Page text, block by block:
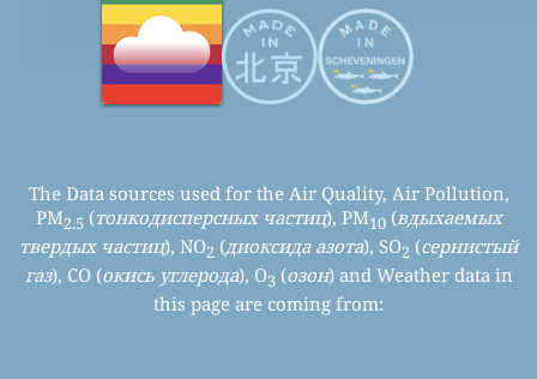
The Data sources used for the Air Quality, Air Pollution,
PM2.5 (тонкодисперсных частиц), PM10(вдыхаемых
твердых частиц), NO2 (диоксида азота), SO2 (сернистый
газ), CO (окись углерода), O3 (озон) and Weather data in
this page are coming from: